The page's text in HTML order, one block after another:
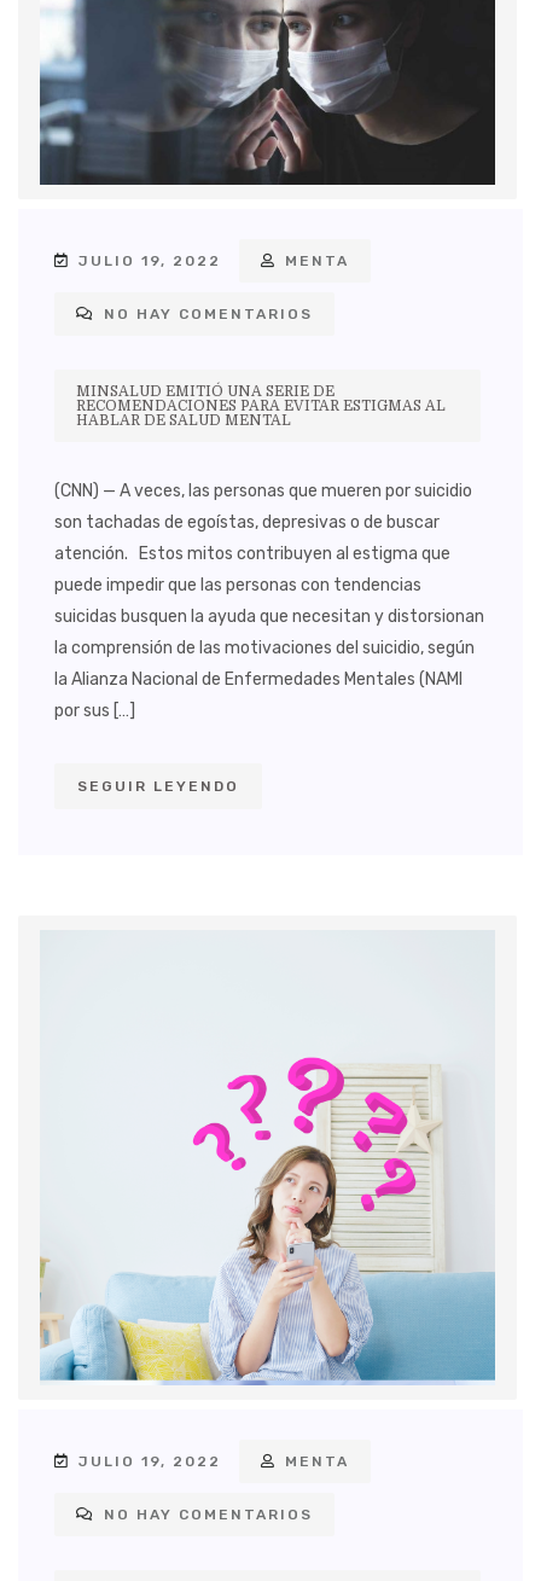
JULIO 19, 2022 MENTA
NO HAY COMENTARIOS
MINSALUD EMITIÓ UNA SERIE DE
RECOMENDACIONES PARA EVITAR ESTIGMAS AL
HABLAR DE SALUD MENTAL
(CNN) — A veces, las personas que mueren por suicidio
son tachadas de egoístas, depresivas o de buscar
atención. Estos mitos contribuyen al estigma que
puede impedir que las personas con tendencias
suicidas busquen la ayuda que necesitan y distorsionan
la comprensión de las motivaciones del suicidio, según
la Alianza Nacional de Enfermedades Mentales (NAMI
por sus […]
SEGUIR LEYENDO
JULIO 19, 2022 MENTA
NO HAY COMENTARIOS